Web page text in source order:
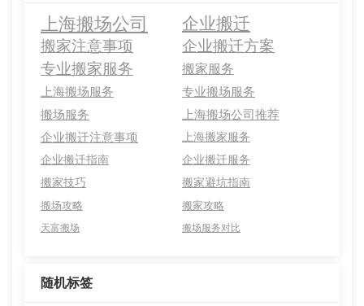
上海搬场公司 企业搬迁
搬家注意事项 企业搬迁方案
专业搬家服务
搬家服务
上海搬场服务
专业搬场服务
搬场服务
上海搬场公司推荐
企业搬迁注意事项
上海搬家服务
企业搬迁指南
企业搬迁服务
搬家技巧
搬家避坑指南
搬场攻略 搬家攻略
天富搬场 搬场服务对比
随机标签